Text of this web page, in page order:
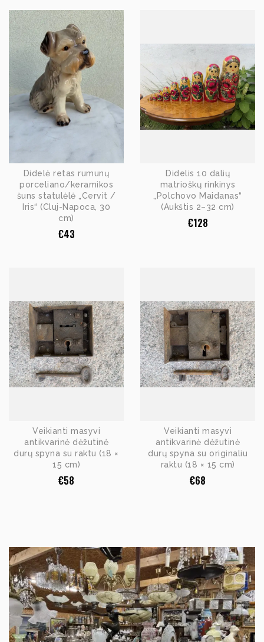
Didelė retas rumunų
porceliano/keramikos
šuns statulėlė „Cervit /
Iris“ (Cluj-Napoca, 30
cm)
€43
Didelis 10 dalių
matrioškų rinkinys
„Polchovo Maidanas“
(Aukštis 2–32 cm)
€128
Veikianti masyvi
antikvarinė dėžutinė
durų spyna su raktu (18 ×
15 cm)
€58
Veikianti masyvi
antikvarinė dėžutinė
durų spyna su originaliu
raktu (18 × 15 cm)
€68